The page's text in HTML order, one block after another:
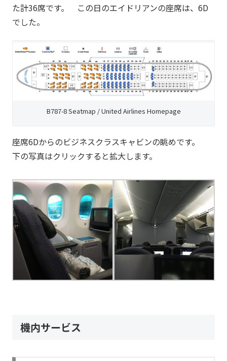
た計36席です。 この日のエイドリアンの座席は、6D
でした。
B787-8 Seatmap / United Airlines Homepage
座席6Dからのビジネスクラスキャビンの眺めです。
下の写真はクリックすると拡大します。
機内サービス